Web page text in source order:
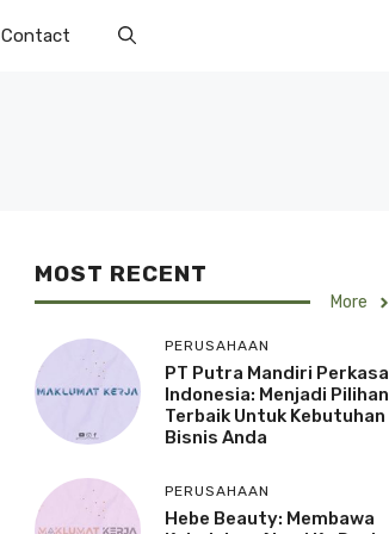
Contact
MOST RECENT
More
PERUSAHAAN
PT Putra Mandiri Perkasa
Indonesia: Menjadi Pilihan
Terbaik Untuk Kebutuhan
Bisnis Anda
PERUSAHAAN
Hebe Beauty: Membawa